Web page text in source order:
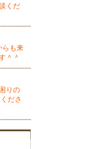
くだ
らも来
＾＾
りの
ださ